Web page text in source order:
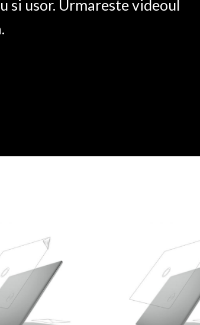
si usor. Urmareste videoul